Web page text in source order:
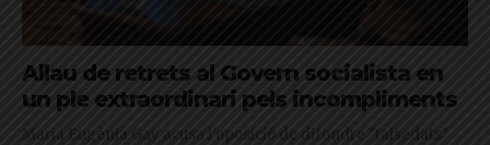
Allau de retrets al Govern socialista en
un ple extraordinari pels incompliments
Maria Eugènia Gay acusa l'oposició de difondre "falsedats"